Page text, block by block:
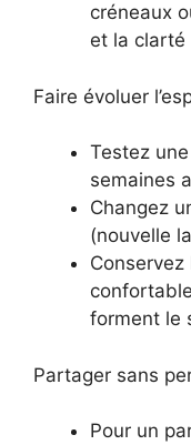
créneaux
et la clarté
Faire évoluer
Testez
semaines
Changez
(nouvelle
forment le
Partager sans
Pour un